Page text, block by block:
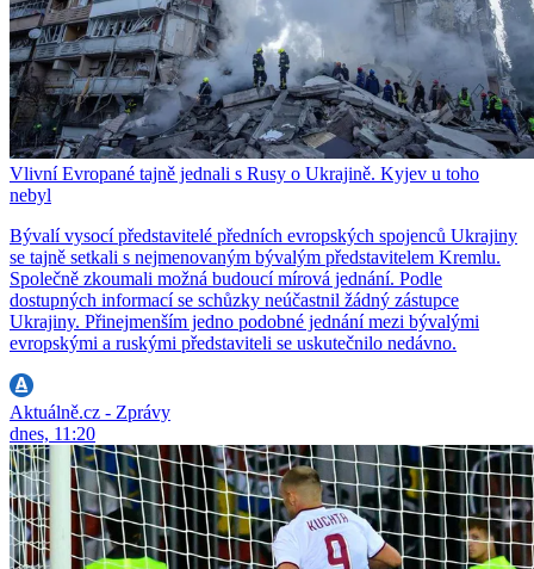
Vlivní Evropané tajně jednali s Rusy o Ukrajině. Kyjev u toho
nebyl
Bývalí vysocí představitelé předních evropských spojenců Ukrajiny
se tajně setkali s nejmenovaným bývalým představitelem Kremlu.
Společně zkoumali možná budoucí mírová jednání. Podle
dostupných informací se schůzky neúčastnil žádný zástupce
Ukrajiny. Přinejmenším jedno podobné jednání mezi bývalými
evropskými a ruskými představiteli se uskutečnilo nedávno.
Aktuálně.cz - Zprávy
dnes, 11:20